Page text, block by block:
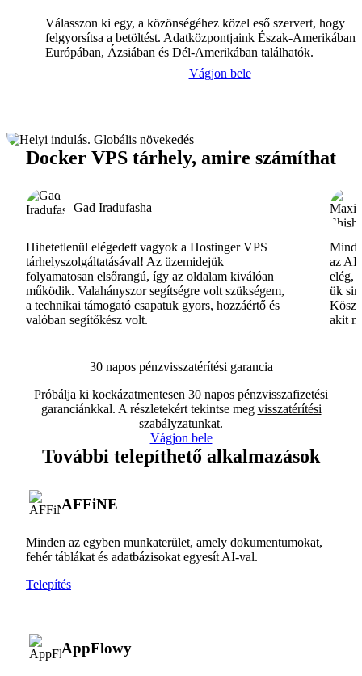
Válasszon ki egy, a közönségéhez közel eső szervert, hogy
felgyorsítsa a betöltést. Adatközpontjaink Észak-Amerikában,
Európában, Ázsiában és Dél-Amerikában találhatók.
Vágjon bele
Docker VPS tárhely, amire számíthat
Gad Iradufasha
Hihetetlenül elégedett vagyok a Hostinger VPS
tárhelyszolgáltatásával! Az üzemidejük
folyamatosan elsőrangú, így az oldalam kiválóan
működik. Valahányszor segítségre volt szükségem,
a technikai támogató csapatuk gyors, hozzáértő és
valóban segítőkész volt.
az AI-
elég,
ük
akit
30 napos pénzvisszatérítési garancia
Próbálja ki kockázatmentesen 30 napos pénzvisszafizetési
garanciánkkal. A részletekért tekintse meg visszatérítési
szabályzatunkat.
Vágjon bele
További telepíthető alkalmazások
AFFiNE
Minden az egyben munkaterület, amely dokumentumokat,
fehér táblákat és adatbázisokat egyesít AI-val.
Telepítés
AppFlowy